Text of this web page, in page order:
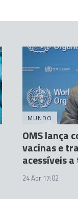
MUNDO
OMS lança
vacinas e
acessíveis
24 Abr 17:02